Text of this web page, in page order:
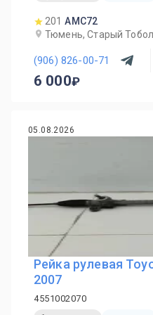
201 AMC72
Тюмень, Старый
(906) 826-00-71
6 000
05.08.2026
Рейка рулевая
2007
4551002070